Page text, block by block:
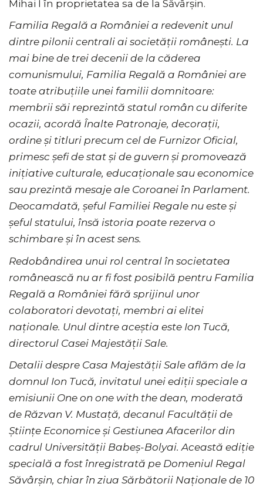
Mihai I în proprietatea sa de la Săvârșin.
Familia Regală a României a redevenit unul
dintre pilonii centrali ai societății românești. La
mai bine de trei decenii de la căderea
comunismului, Familia Regală a României are
toate atribuțiile unei familii domnitoare:
membrii săi reprezintă statul român cu diferite
ocazii, acordă Înalte Patronaje, decorații,
ordine și titluri precum cel de Furnizor Oficial,
primesc șefi de stat și de guvern și promovează
inițiative culturale, educaționale sau economice
sau prezintă mesaje ale Coroanei în Parlament.
Deocamdată, șeful Familiei Regale nu este și
șeful statului, însă istoria poate rezerva o
schimbare și în acest sens.
Redobândirea unui rol central în societatea
românească nu ar fi fost posibilă pentru Familia
Regală a României fără sprijinul unor
colaboratori devotați, membri ai elitei
naționale. Unul dintre aceștia este Ion Tucă,
directorul Casei Majestății Sale.
Detalii despre Casa Majestății Sale aflăm de la
domnul Ion Tucă, invitatul unei ediții speciale a
emisiunii One on one with the dean, moderată
de Răzvan V. Mustață, decanul Facultății de
Științe Economice și Gestiunea Afacerilor din
cadrul Universității Babeș-Bolyai. Această ediție
specială a fost înregistrată pe Domeniul Regal
Săvârșin, chiar în ziua Sărbătorii Naționale de 10